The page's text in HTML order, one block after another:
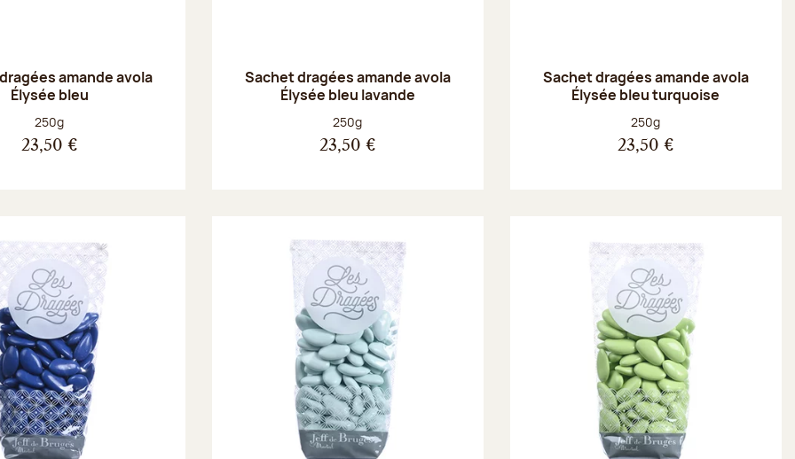
amande avola
Élysée bleu
Poids net :
250g
23,50 €
Sachet dragées amande avola
Élysée bleu lavande
Poids net :
250g
23,50 €
Sachet dragées amande avola
Élysée bleu turquoise
Poids net :
250g
23,50 €